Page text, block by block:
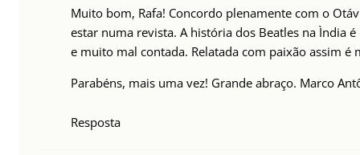
Muito bom, Rafa! Concordo plenamente com o
estar numa revista. A história dos Beatles na Ìndia
e muito mal contada. Relatada com paixão assim é
Parabéns, mais uma vez! Grande abraço. Marco
Resposta